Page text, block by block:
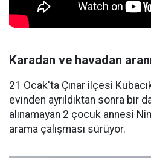
Karadan ve havadan
21 Ocak'ta Çınar ilçesi
evinden ayrıldıktan sonra bir
alınamayan 2 çocuk annesi
arama çalışması sürüyor.